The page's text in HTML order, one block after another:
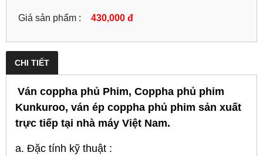
Giá sản phẩm : 430,000 đ
CHI TIẾT
Ván coppha phủ Phim, Coppha phủ phim
Kunkuroo, ván ép coppha phủ phim sản xuất
trực tiếp tại nhà máy Việt Nam.
a. Đặc tính kỹ thuật :